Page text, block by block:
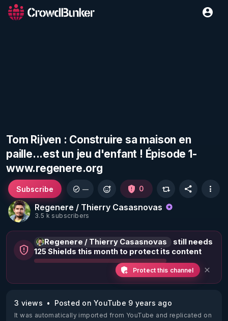
Tom Rijven : Construire sa maison en
paille...est un jeu d'enfant ! Épisode 1-
www.regenere.org
Regenere / Thierry Casasnovas
3.5 k subscribers
Subscribe — 0
Regenere / Thierry Casasnovas
still needs
125 Shields this month to protect its content
Protect this channel
3 views Posted on YouTube 9 years ago
It was automatically imported from YouTube and replicated on